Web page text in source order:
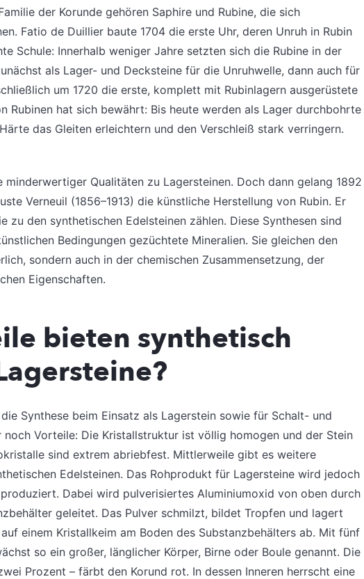
der Korunde gehören Saphire und Rubine, die sich
Fatio de Duillier baute 1704 die erste Uhr, deren Unruh in Rubin
Schule: Innerhalb weniger Jahre setzten sich die Rubine in der
als Lager- und Decksteine für die Unruhwelle, dann auch für
um 1720 die erste, komplett mit Rubinlagern ausgerüstete
Rubinen hat sich bewährt: Bis heute werden als Lager durchbohrte
das Gleiten erleichtern und den Verschleiß stark verringern.
minderwertiger Qualitäten zu Lagersteinen. Doch dann gelang 1892
Verneuil (1856–1913) die künstliche Herstellung von Rubin. Er
zu den synthetischen Edelsteinen zählen. Diese Synthesen sind
Bedingungen gezüchtete Mineralien. Sie gleichen den
sondern auch in der chemischen Zusammensetzung, der
Eigenschaften.
bieten synthetisch
Synthese beim Einsatz als Lagerstein sowie für Schalt- und
noch Vorteile: Die Kristallstruktur ist völlig homogen und der Stein
sind extrem abriebfest. Mittlerweile gibt es weitere
Edelsteinen. Das Rohprodukt für Lagersteine wird jedoch
Dabei wird pulverisiertes Aluminiumoxid von oben durch
geleitet. Das Pulver schmilzt, bildet Tropfen und lagert
einem Kristallkeim am Boden des Substanzbehälters ab. Mit fünf
so ein großer, länglicher Körper, Birne oder Boule genannt. Die
Prozent – färbt den Korund rot. In dessen Inneren herrscht eine